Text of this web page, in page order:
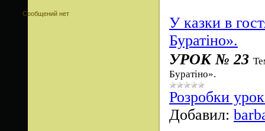
У казки в
Буратіно».
УРОК № 23
Буратіно».
Розробки
Добавил: